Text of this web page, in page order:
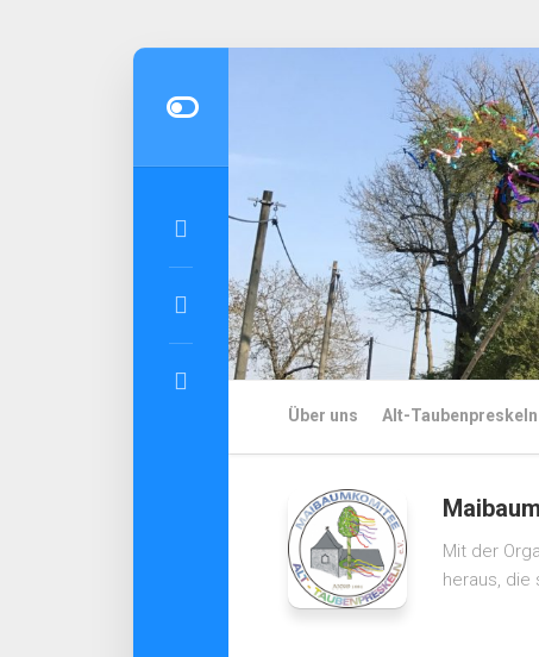
Über uns Alt-Taubenpreskeln
Mit der
heraus, die